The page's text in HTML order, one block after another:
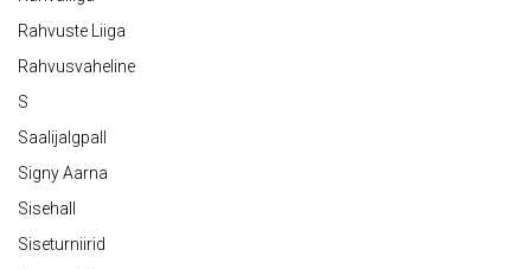
Rahvuste Liiga
Rahvusvaheline
S
Saalijalgpall
Signy Aarna
Sisehall
Siseturniirid